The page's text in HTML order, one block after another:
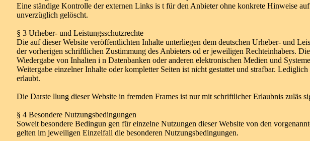
Eine ständige Kontrolle der externen Links is t für den Anbieter ohne konkrete Hinweise
unverzüglich gelöscht.
§ 3 Urheber- und Leistungsschutzrechte
Die auf dieser Website veröffentlichten Inhalte unterliegen dem deutschen Urheber- und
der vorherigen schriftlichen Zustimmung des Anbieters od er jeweiligen Rechteinhabers.
Wiedergabe von Inhalten i n Datenbanken oder anderen elektronischen Medien und
Weitergabe einzelner Inhalte oder kompletter Seiten ist nicht gestattet und strafbar.
erlaubt.
Die Darste llung dieser Website in fremden Frames ist nur mit schriftlicher Erlaubnis zuläs
§ 4 Besondere Nutzungsbedingungen
Soweit besondere Bedingun gen für einzelne Nutzungen dieser Website von den
gelten im jeweiligen Einzelfall die besonderen Nutzungsbedingungen.